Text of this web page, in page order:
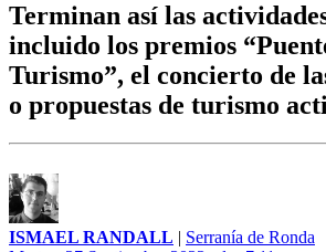
Terminan así las
incluido los premios
Turismo”, el concierto de
o propuestas de turismo
ISMAEL RANDALL | Serranía de Ronda